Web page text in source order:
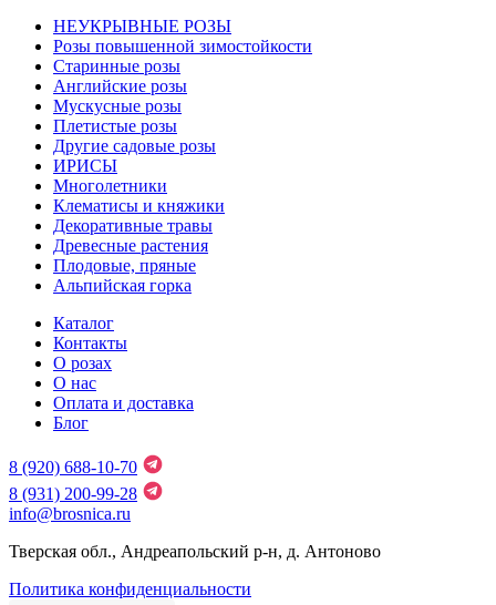
НЕУКРЫВНЫЕ РОЗЫ
Розы повышенной зимостойкости
Старинные розы
Английские розы
Мускусные розы
Плетистые розы
Другие садовые розы
ИРИСЫ
Многолетники
Клематисы и княжики
Декоративные травы
Древесные растения
Плодовые, пряные
Альпийская горка
Каталог
Контакты
О розах
О нас
Оплата и доставка
Блог
8 (920) 688-10-70
8 (931) 200-99-28
info@brosnica.ru
Тверская обл., Андреапольский р-н, д. Антоново
Политика конфиденциальности